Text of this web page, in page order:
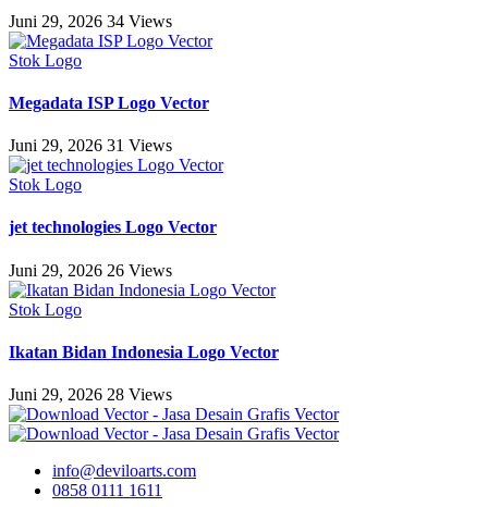
Juni 29, 2026 34 Views
Stok Logo
Megadata ISP Logo Vector
Juni 29, 2026 31 Views
Stok Logo
jet technologies Logo Vector
Juni 29, 2026 26 Views
Stok Logo
Ikatan Bidan Indonesia Logo Vector
Juni 29, 2026 28 Views
info@deviloarts.com
0858 0111 1611